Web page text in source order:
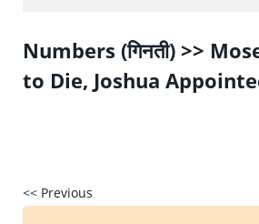
Numbers (गिनती) >>
to Die, Joshua
<< Previous